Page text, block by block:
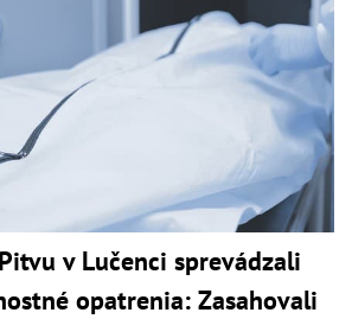
v Lučenci sprevádzali
opatrenia: Zasahovali